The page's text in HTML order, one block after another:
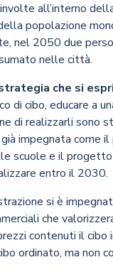
all’interno
popolazione
nel 2050 due
nelle città.
che si
cibo, educare a
di realizzarli sono
impegnata come
scuole e il
entro il 2030.
si è
che
contenuti il
ordinato, ma non